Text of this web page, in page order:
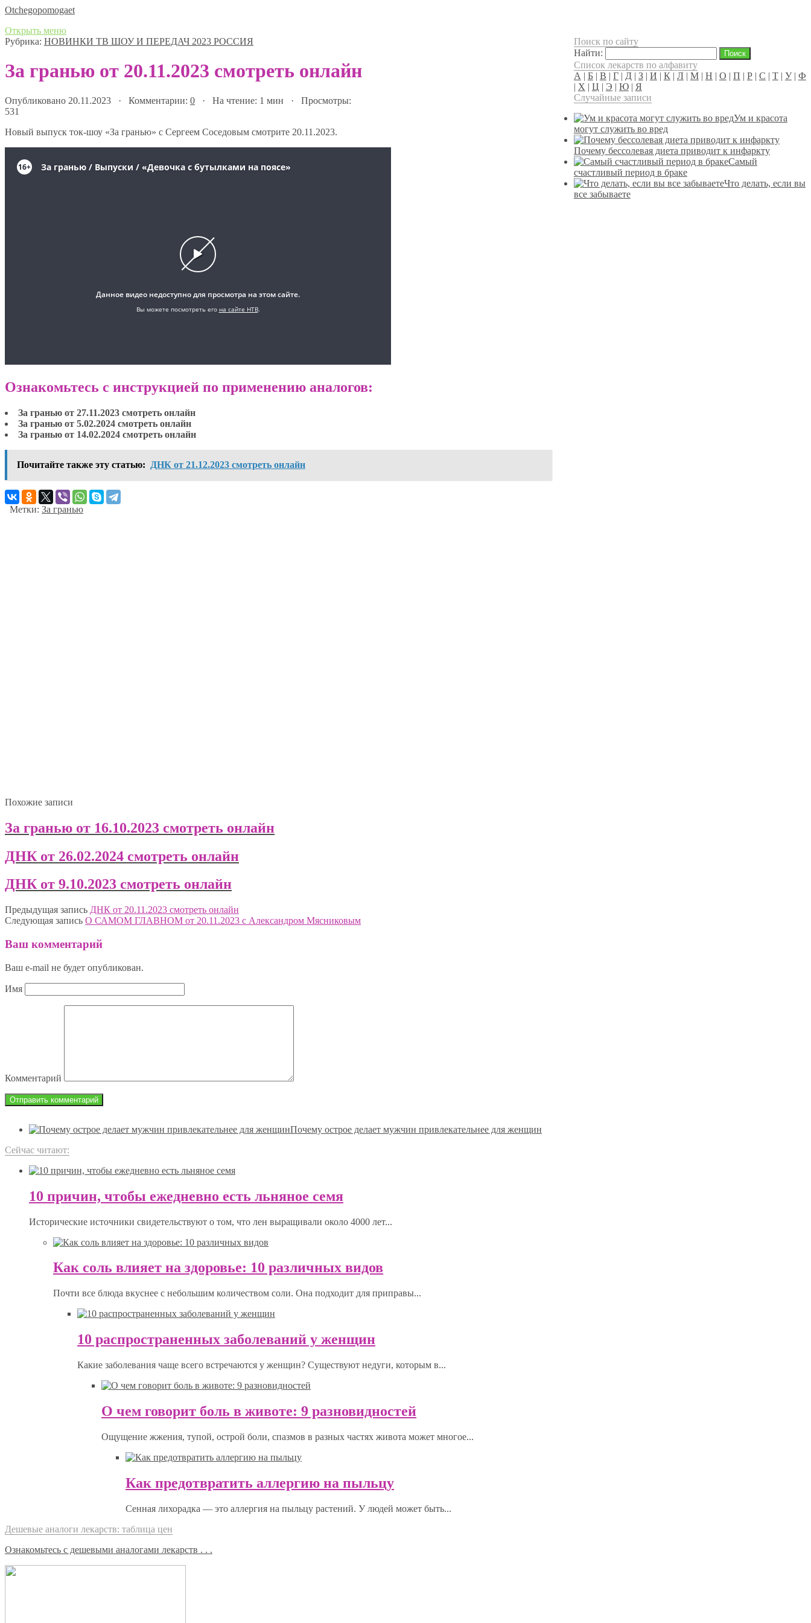
Оtchegopomogaet
Открыть меню
Рубрика: НОВИНКИ ТВ ШОУ И ПЕРЕДАЧ 2023 РОССИЯ
За гранью от 20.11.2023 смотреть онлайн
Опубликовано 20.11.2023 · Комментарии: 0 · На чтение: 1 мин · Просмотры:
531
Новый выпуск ток-шоу «За гранью» с Сергеем Соседовым смотрите 20.11.2023.
Ознакомьтесь с инструкцией по применению аналогов:
За гранью от 27.11.2023 смотреть онлайн
За гранью от 5.02.2024 смотреть онлайн
За гранью от 14.02.2024 смотреть онлайн
Почитайте также эту статью: ДНК от 21.12.2023 смотреть онлайн
Метки: За гранью
Похожие записи
За гранью от 16.10.2023 смотреть онлайн
ДНК от 26.02.2024 смотреть онлайн
ДНК от 9.10.2023 смотреть онлайн
Предыдущая запись ДНК от 20.11.2023 смотреть онлайн
Следующая запись О САМОМ ГЛАВНОМ от 20.11.2023 с Александром Мясниковым
Ваш комментарий
Ваш e-mail не будет опубликован.
Имя
Комментарий
Поиск по сайту
Найти:
Список лекарств по алфавиту
А | Б| В | Г| Д| З| И | К | Л| М| Н | О | П | Р| С | Т| У| Ф
| Х | Ц | Э | Ю| Я
Случайные записи
Ум и красота
могут служить во вред
Почему бессолевая диета приводит к инфаркту
Самый
счастливый период в браке
Что делать, если вы
все забываете
Почему острое делает мужчин привлекательнее для женщин
Сейчас читают:
10 причин, чтобы ежедневно есть льняное семя
Исторические источники свидетельствуют о том, что лен выращивали около 4000 лет...
Как соль влияет на здоровье: 10 различных видов
Почти все блюда вкуснее с небольшим количеством соли. Она подходит для приправы...
10 распространенных заболеваний у женщин
Какие заболевания чаще всего встречаются у женщин? Существуют недуги, которым в...
О чем говорит боль в животе: 9 разновидностей
Ощущение жжения, тупой, острой боли, спазмов в разных частях живота может многое...
Как предотвратить аллергию на пыльцу
Сенная лихорадка — это аллергия на пыльцу растений. У людей может быть...
Дешевые аналоги лекарств: таблица цен
Ознакомьтесь с дешевыми аналогами лекарств . . .